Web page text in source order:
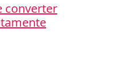
converter